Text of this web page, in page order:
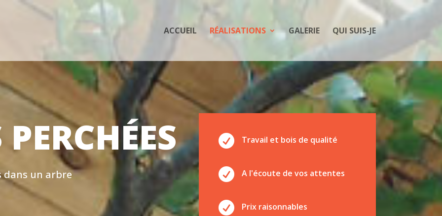
ACCUEIL RÉALISATIONS GALERIE QUI SUIS-JE
dans un arbre
 Travail et bois de qualité
 A l'écoute de vos attentes
 Prix raisonnables